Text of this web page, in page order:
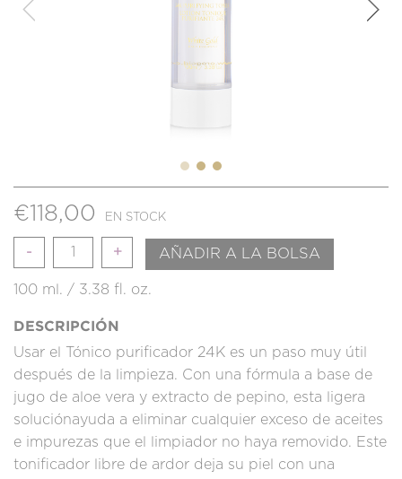
€118,00 EN STOCK
Cantidad AÑADIR A LA BOLSA
100 ml. / 3.38 fl. oz.
DESCRIPCIÓN
Usar el Tónico purificador 24K es un paso muy útil
después de la limpieza. Con una fórmula a base de
jugo de aloe vera y extracto de pepino, esta ligera
soluciónayuda a eliminar cualquier exceso de aceites
e impurezas que el limpiador no haya removido. Este
tonificador libre de ardor deja su piel con una